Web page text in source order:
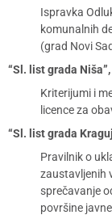
Ispravka
komunalnih
(grad Novi
“Sl. list grada
Kriterijumi i
licence za
“Sl. list grada
Pravilnik o
zaustavljenih
sprečavanje
površine